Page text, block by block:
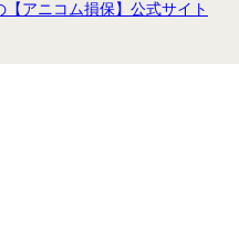
アニコム損保】公式サイト